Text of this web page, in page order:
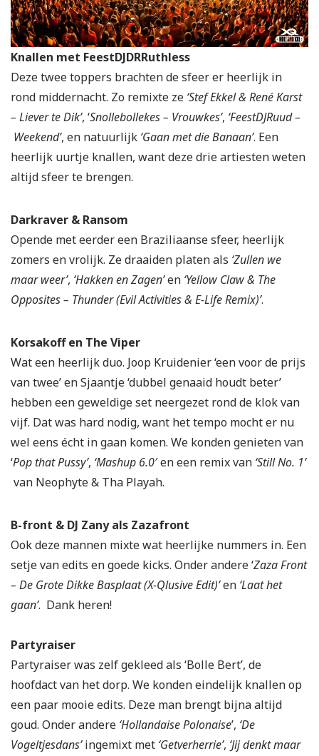
Knallen met FeestDJDRRuthless
Deze twee toppers brachten de sfeer er heerlijk in
rond middernacht. Zo remixte ze ‘Stef Ekkel & René Karst
– Liever te Dik’, ‘Snollebollekes – Vrouwkes’, ‘FeestDJRuud –
Weekend’, en natuurlijk ‘Gaan met die Banaan’. Een
heerlijk uurtje knallen, want deze drie artiesten weten
altijd sfeer te brengen.
Darkraver & Ransom
Opende met eerder een Braziliaanse sfeer, heerlijk
zomers en vrolijk. Ze draaiden platen als ‘Zullen we
maar weer’, ‘Hakken en Zagen’en ‘Yellow Claw & The
Opposites – Thunder (Evil Activities & E-Life Remix)’.
Korsakoff en The Viper
Wat een heerlijk duo. Joop Kruidenier ‘een voor de prijs
van twee’ en Sjaantje ‘dubbel genaaid houdt beter’
hebben een geweldige set neergezet rond de klok van
vijf. Dat was hard nodig, want het tempo mocht er nu
wel eens écht in gaan komen. We konden genieten van
‘Pop that Pussy’, ‘Mashup 6.0′en een remix van ‘Still No. 1’
van Neophyte & Tha Playah.
B-front & DJ Zany als Zazafront
Ook deze mannen mixte wat heerlijke nummers in. Een
setje van edits en goede kicks. Onder andere ‘Zaza Front
– De Grote Dikke Basplaat (X-Qlusive Edit)’en ‘Laat het
gaan’. Dank heren!
Partyraiser
Partyraiser was zelf gekleed als ‘Bolle Bert’, de
hoofdact van het dorp. We konden eindelijk knallen op
een paar mooie edits. Deze man brengt bijna altijd
goud. Onder andere ‘Hollandaise Polonaise’, ‘De
Vogeltjesdans’ingemixt met ‘Getverherrie’, ‘Jij denkt maar